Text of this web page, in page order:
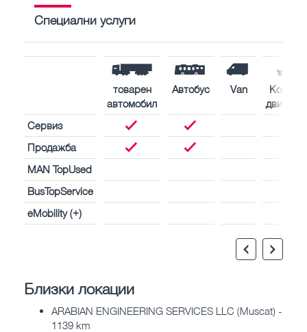
Специални услуги
товарен
автомобил
Автобус Van
Сервиз
Продажба
MAN TopUsed
BusTopService
eMobility (+)
Близки локации
ARABIAN ENGINEERING SERVICES LLC (Muscat) -
1139 km